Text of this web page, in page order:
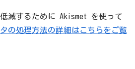
減するために Akismet を使って
の処理方法の詳細はこちらをご覧